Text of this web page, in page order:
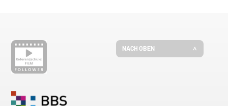
NACH OBEN